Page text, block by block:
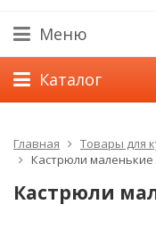
Меню
Каталог
Главная Товары для
Кастрюли маленькие
Кастрюли